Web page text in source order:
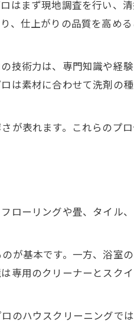
はまず現地調査を行い、
、仕上がりの品質を高め
技術力は、専門知識や経
は素材に合わせて洗剤の
が表れます。これらのプ
ローリングや畳、タイル
が基本です。一方、浴室
専用のクリーナーとスク
のハウスクリーニングで